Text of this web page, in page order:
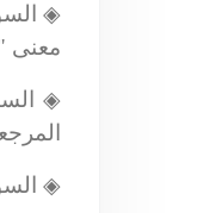
◈
معنى
◈
◈ السؤال (5): ما هي حقيقة الأسد